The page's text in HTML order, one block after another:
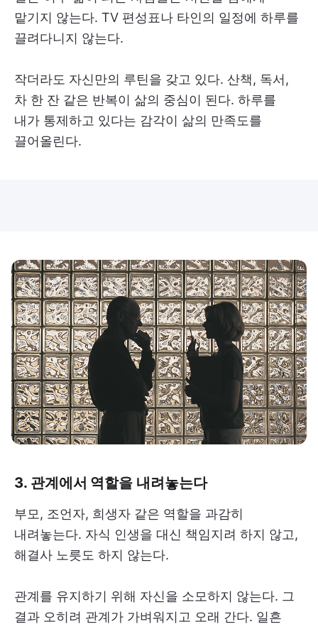
맡기지 않는다. TV 편성표나 타인의 일정에 하루를
끌려다니지 않는다.
작더라도 자신만의 루틴을 갖고 있다. 산책, 독서,
차 한 잔 같은 반복이 삶의 중심이 된다. 하루를
내가 통제하고 있다는 감각이 삶의 만족도를
끌어올린다.
3. 관계에서 역할을 내려놓는다
부모, 조언자, 희생자 같은 역할을 과감히
내려놓는다. 자식 인생을 대신 책임지려 하지 않고,
해결사 노릇도 하지 않는다.
관계를 유지하기 위해 자신을 소모하지 않는다. 그
결과 오히려 관계가 가벼워지고 오래 간다. 일흔